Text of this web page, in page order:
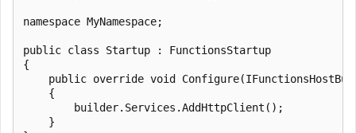
namespace MyNamespace;
public class Startup : FunctionsStartup
{
public override void
    {
        builder.Services.AddHttpClient();
    }